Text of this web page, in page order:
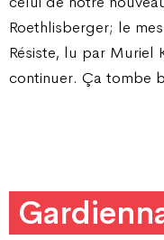
Roethlisberger; le
Résiste, lu par Muriel
continuer. Ça tombe